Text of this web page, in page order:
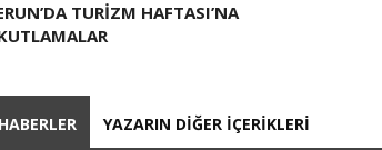
TURIZM HAFTASI’NA
YAZARIN DIĞER İÇERIKLERI